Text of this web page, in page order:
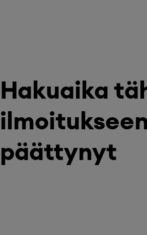
Hakuaika
päättynyt